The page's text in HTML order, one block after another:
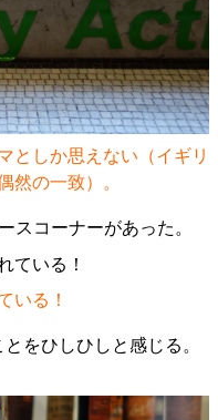
としか思えない（イギリ
然の一致）。
スコーナーがあった。
いる！
をひしひしと感じる。